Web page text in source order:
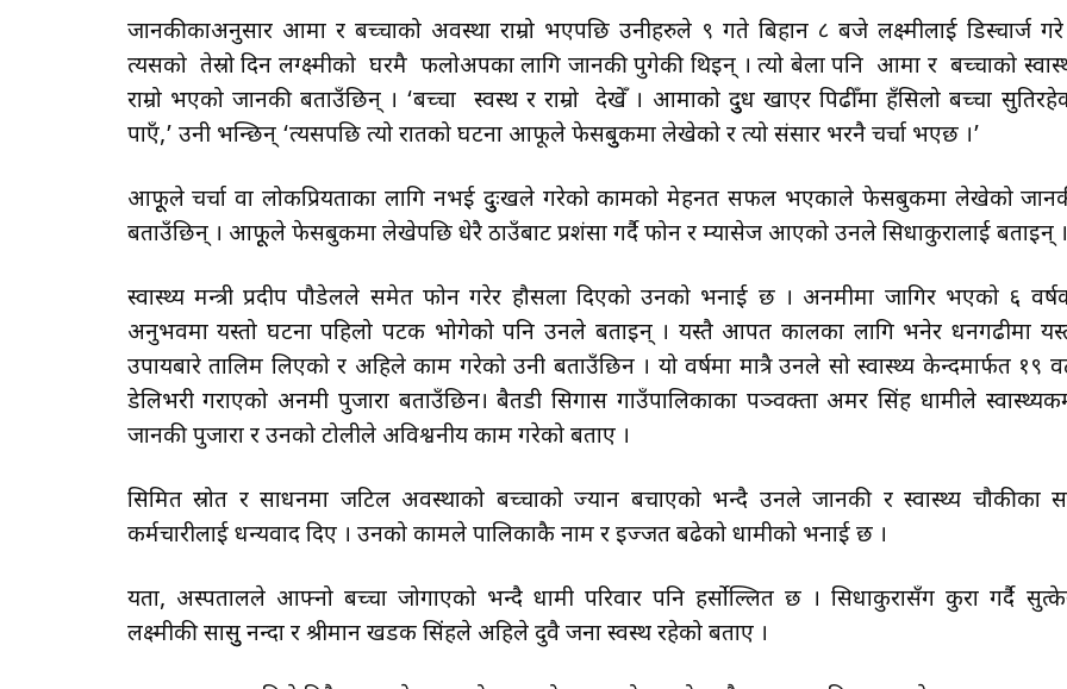
जानकीकाअनुसार आमा र बच्चाको अवस्था राम्रो भएपछि उनीहरुले ९ गते बिहान ८ बजे लक्ष्मीलाई डिस्चार्ज गरे
त्यसको तेस्रो दिन लग्क्ष्मीको घरमै फलोअपका लागि जानकी पुगेकी थिइन् । त्यो बेला पनि आमा र बच्चाको
राम्रो भएको जानकी बताउँछिन् । ‘बच्चा स्वस्थ र राम्रो देखेँ । आमाको दुुध खाएर पिढीँमा हँसिलो बच्चा
पाएँ,’ उनी भन्छिन् ‘त्यसपछि त्यो रातको घटना आफूले फेसबुुकमा लेखेको र त्यो संसार भरनै चर्चा भएछ ।’
आफूूले चर्चा वा लोकप्रियताका लागि नभई दुुःखले गरेको कामको मेहनत सफल भएकाले फेसबुकमा लेखेको
बताउँछिन् । आफूूले फेसबुकमा लेखेपछि धेरै ठाउँबाट प्रशंसा गर्दै फोन र म्यासेज आएको उनले सिधाकुरालाई बताइन् ।
स्वास्थ्य मन्त्री प्रदीप पौडेलले समेत फोन गरेर हौसला दिएको उनको भनाई छ । अनमीमा जागिर भएको ६
अनुभवमा यस्तो घटना पहिलो पटक भोगेको पनि उनले बताइन् । यस्तै आपत कालका लागि भनेर धनगढीमा
उपायबारे तालिम लिएको र अहिले काम गरेको उनी बताउँछिन । यो वर्षमा मात्रै उनले सो स्वास्थ्य केन्दमार्फत १९
डेलिभरी गराएको अनमी पुजारा बताउँछिन। बैतडी सिगास गाउँपालिकाका पञ्वक्ता अमर सिंह धामीले
जानकी पुजारा र उनको टोलीले अविश्वनीय काम गरेको बताए ।
सिमित स्रोत र साधनमा जटिल अवस्थाको बच्चाको ज्यान बचाएको भन्दै उनले जानकी र स्वास्थ्य चौकीका
कर्मचारीलाई धन्यवाद दिए । उनको कामले पालिकाकै नाम र इज्जत बढेको धामीको भनाई छ ।
यता, अस्पतालले आफ्नो बच्चा जोगाएको भन्दै धामी परिवार पनि हर्सोल्लित छ । सिधाकुरासँग कुरा गर्दै
लक्ष्मीकी सासुु नन्दा र श्रीमान खडक सिंहले अहिले दुवै जना स्वस्थ रहेको बताए ।